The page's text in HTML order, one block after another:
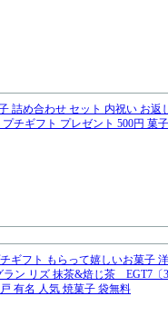
詰め合わせ セット 内祝い お返
チギフト プレゼント 500円 菓
ギフト もらって嬉しいお菓子
ン リズ 抹茶&焙じ茶 EGT7〔
有名 人気 焼菓子 袋無料